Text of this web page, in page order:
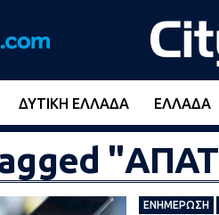
ΔΥΤΙΚΉ ΕΛΛΆΔΑ ΕΛΛΆΔΑ
ΕΝΗΜΈΡΩΣΗ